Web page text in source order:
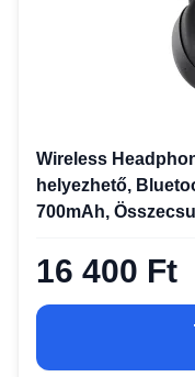
Wireless
helyezhető,
700mAh,
16 400 Ft